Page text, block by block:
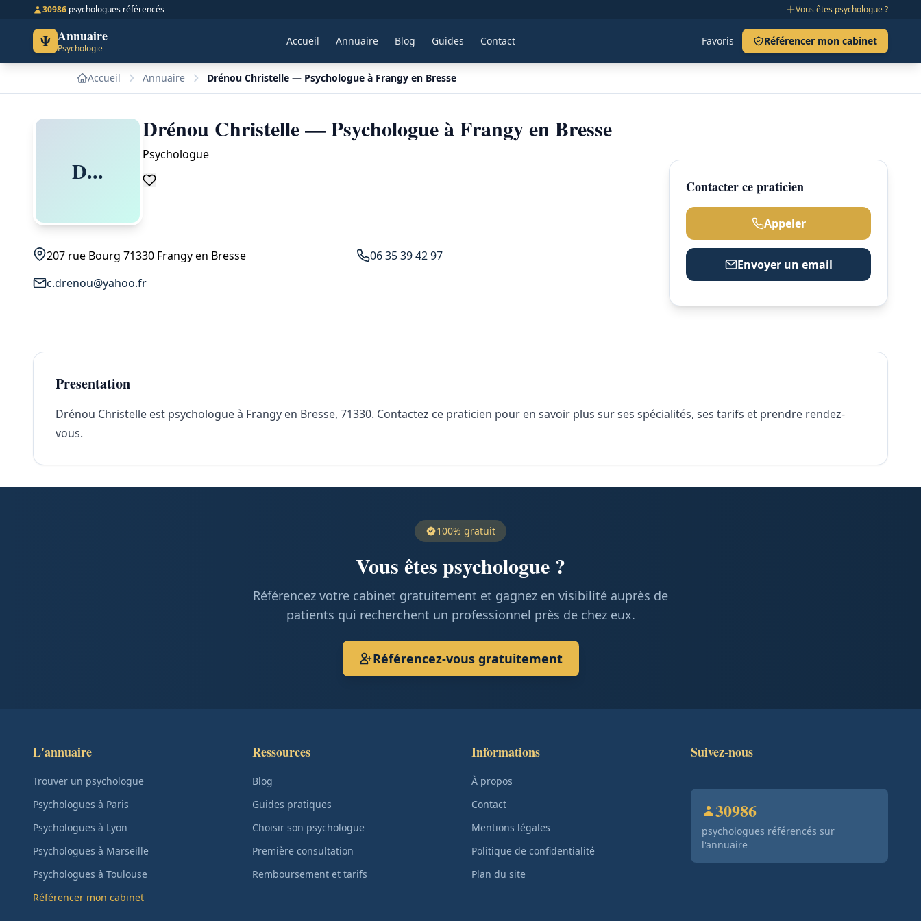
30986 psychologues référencés Vous êtes psychologue ?
Ψ Annuaire
Psychologie
Accueil Annuaire Blog Guides Contact Favoris Référencer mon cabinet
Accueil Annuaire Drénou Christelle — Psychologue à Frangy en Bresse
D...
Drénou Christelle — Psychologue à Frangy en Bresse
Psychologue
207 rue Bourg 71330 Frangy en Bresse
06 35 39 42 97
c.drenou@yahoo.fr
Contacter ce praticien
Appeler
Envoyer un email
Presentation
Drénou Christelle est psychologue à Frangy en Bresse, 71330. Contactez ce praticien pour en savoir plus sur ses spécialités, ses tarifs et prendre rendez-
vous.
100% gratuit
Vous êtes psychologue ?
Référencez votre cabinet gratuitement et gagnez en visibilité auprès de
patients qui recherchent un professionnel près de chez eux.
Référencez-vous gratuitement
L'annuaire
Trouver un psychologue
Psychologues à Paris
Psychologues à Lyon
Psychologues à Marseille
Psychologues à Toulouse
Référencer mon cabinet
Ressources
Blog
Guides pratiques
Choisir son psychologue
Première consultation
Remboursement et tarifs
Informations
À propos
Contact
Mentions légales
Politique de confidentialité
Plan du site
Suivez-nous
30986
psychologues référencés sur
l'annuaire